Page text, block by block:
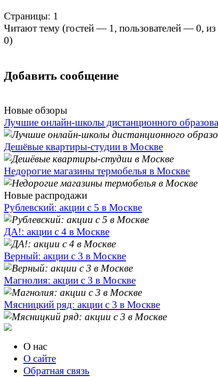
Страницы: 1
Читают тему (гостей — 1, пользователей —0,
0)
Добавить сообщение
Новые обзоры
Лучшие онлайн-школы дистанционного
Дешёвые квартиры-студии в Москве
Недорогие магазины термобелья в Москве
Новые распродажи
Рублевский: акции с 5 в Москве
ДА!: акции с 4 в Москве
Верный: акции с 3 в Москве
Магнолия: акции с 3 в Москве
Мясницкий ряд: акции с 3 в Москве
О нас
О сайте
Обратная связь